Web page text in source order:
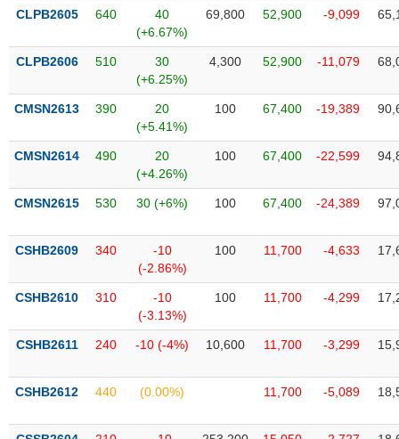
CLPB2605 640
40
(+6.67%)
69,800 52,900 -9,099
CLPB2606 510
30
(+6.25%)
4,300 52,900 -11,079
CMSN2613 390
20
(+5.41%)
100 67,400 -19,389
CMSN2614 490
20
(+4.26%)
100 67,400 -22,599
CMSN2615 530 30 (+6%) 100 67,400 -24,389
CSHB2609 340
-10
(-2.86%)
100 11,700 -4,633
CSHB2610 310
-10
(-3.13%)
100 11,700 -4,299
CSHB2611 240 -10 (-4%) 10,600 11,700 -3,299
CSHB2612 440 (0.00%) 11,700 -5,089
TIN
VỤ
THÔNG
TIỆN
ÍCH
BẤT
SẢN